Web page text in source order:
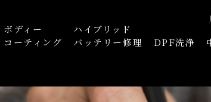
ボディー
コーティング
ハイブリッド
バッテリー修理
DPF洗浄